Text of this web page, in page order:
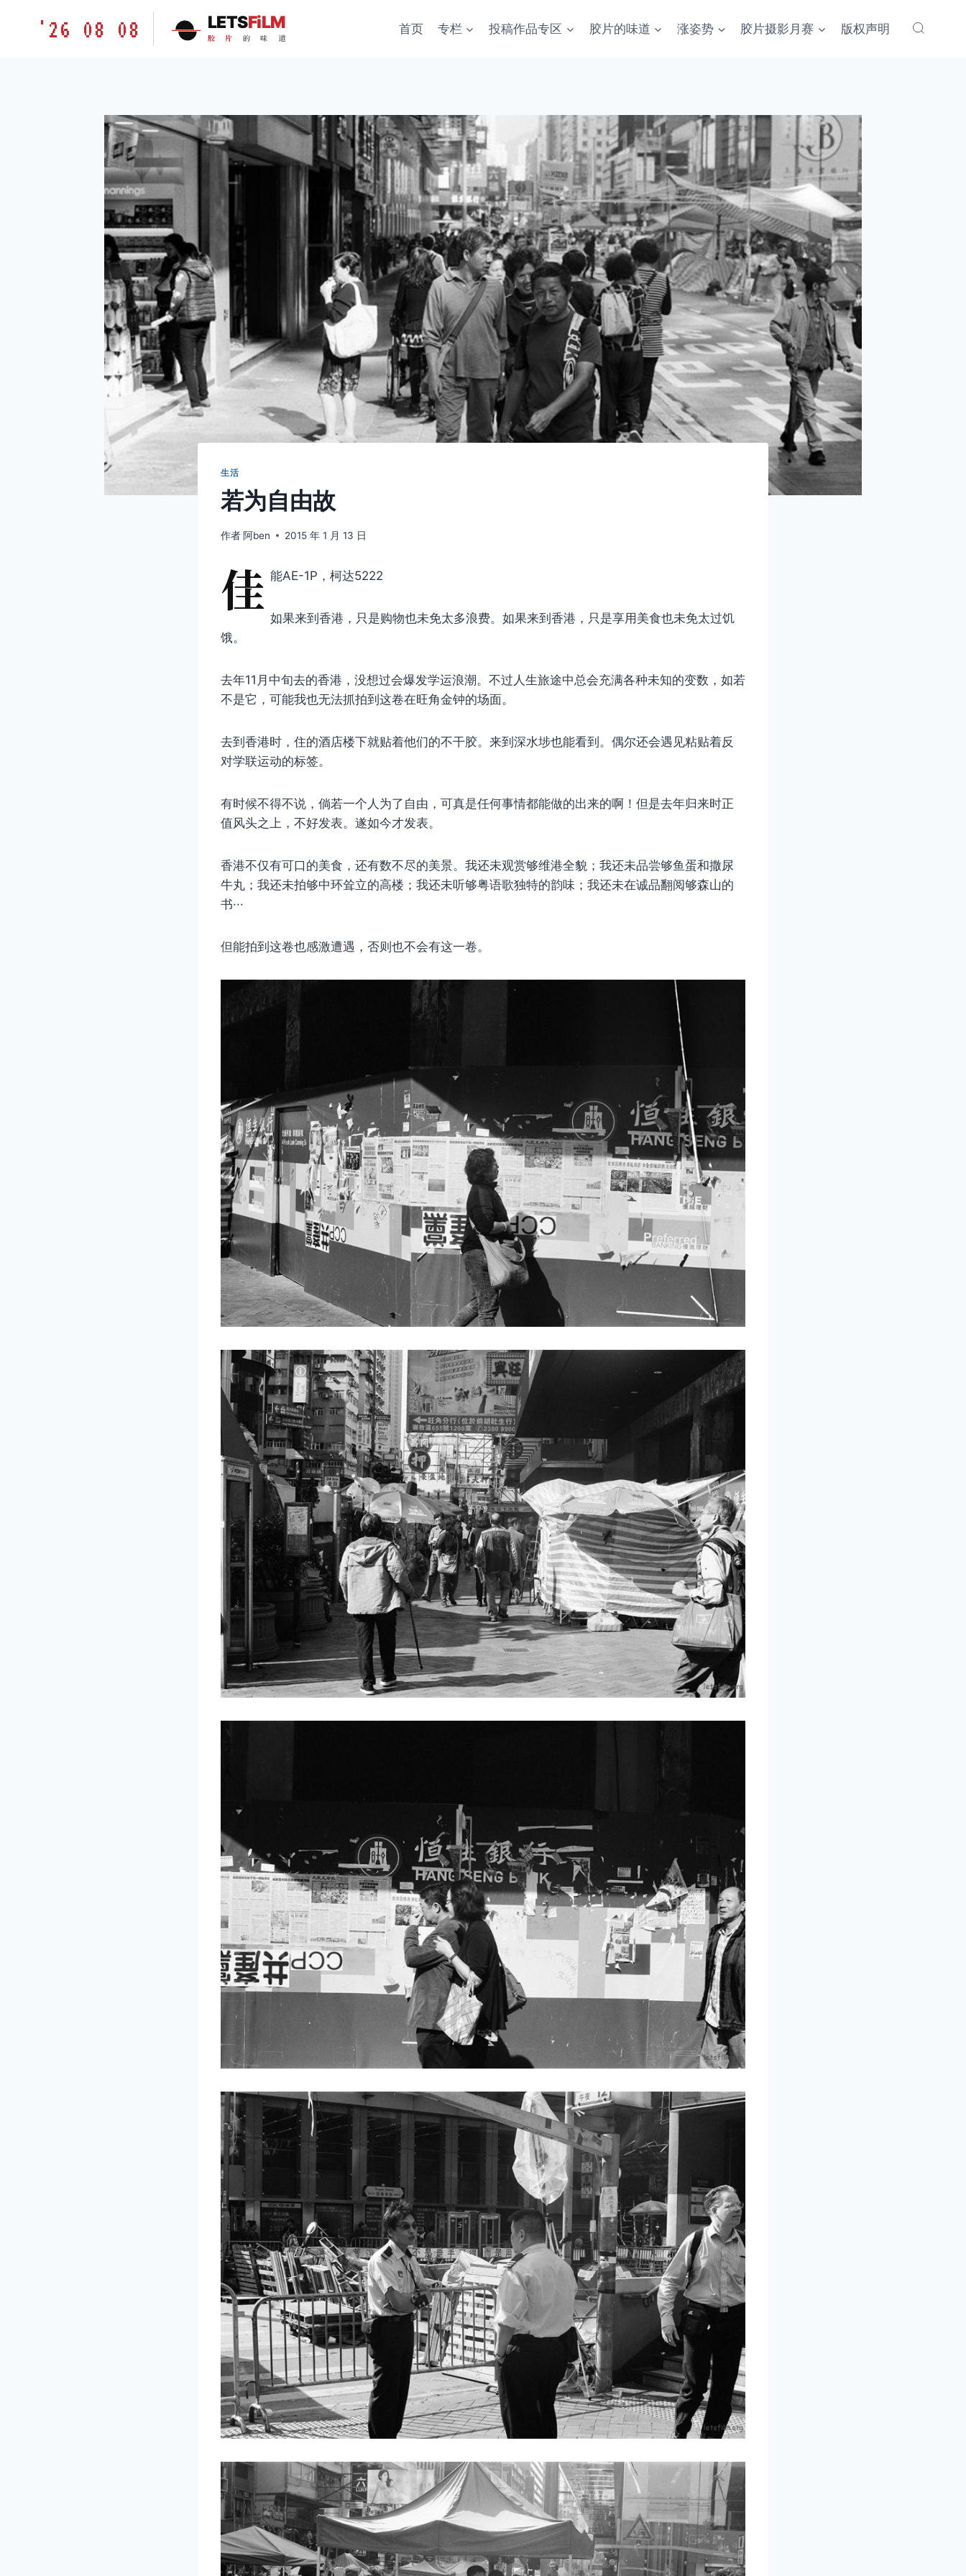
胶'26 08 08 LETSFiLM
胶 片 的 味 道
首页 专栏 投稿作品专区 胶片的味道 涨姿势 胶片摄影月赛 版权声明
生活
若为自由故
作者 阿ben 2015 年 1 月 13 日
佳 能AE-1P，柯达5222
如果来到香港，只是购物也未免太多浪费。如果来到香港，只是享用美食也未免太过饥
饿。
去年11月中旬去的香港，没想过会爆发学运浪潮。不过人生旅途中总会充满各种未知的变数，如若
不是它，可能我也无法抓拍到这卷在旺角金钟的场面。
去到香港时，住的酒店楼下就贴着他们的不干胶。来到深水埗也能看到。偶尔还会遇见粘贴着反
对学联运动的标签。
有时候不得不说，倘若一个人为了自由，可真是任何事情都能做的出来的啊！但是去年归来时正
值风头之上，不好发表。遂如今才发表。
香港不仅有可口的美食，还有数不尽的美景。我还未观赏够维港全貌；我还未品尝够鱼蛋和撒尿
牛丸；我还未拍够中环耸立的高楼；我还未听够粤语歌独特的韵味；我还未在诚品翻阅够森山的
书···
但能拍到这卷也感激遭遇，否则也不会有这一卷。